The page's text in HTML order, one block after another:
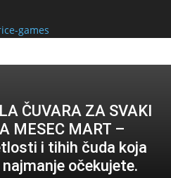
ČUVARA ZA SVAKI
MESEC MART –
i tihih čuda koja
očekujete.